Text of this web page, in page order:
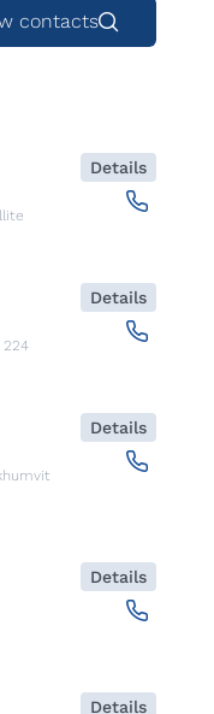
contacts
Details
224
Details
Details
Details
Details